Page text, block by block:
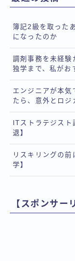
簿記2級を取った
になったのか
調剤事務を未経験
独学まで、私がお
エンジニアが本気
たら、意外とロジ
ITストラテジス
退】
リスキリングの
学】
【スポンサー